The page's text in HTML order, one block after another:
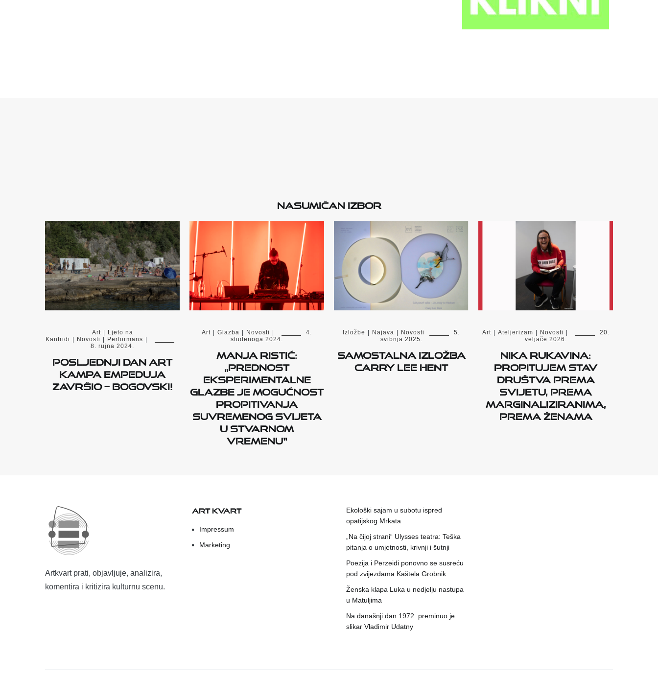
Nasumičan izbor
Art
Ljeto na
Kantridi
Novosti Performans
8. rujna 2024.
POSLJEDNJI DAN ART
KAMPA EMPEDUJA
ZAVRŠIO – BOGOVSKI!
Art Glazba Novosti
4.
studenoga 2024.
Manja Ristić:
„Prednost
eksperimentalne
glazbe je mogućnost
propitivanja
suvremenog svijeta
u stvarnom
vremenu“
Izložbe Najava Novosti
5.
svibnja 2025.
Samostalna izložba
Carry Lee Hent
Art Ateljerizam Novosti
20.
veljače 2026.
Nika Rukavina:
Propitujem stav
društva prema
svijetu, prema
marginaliziranima,
prema ženama
Artkvart prati, objavljuje, analizira,
komentira i kritizira kulturnu scenu.
ART KVART
Impressum
Marketing
Ekološki sajam u subotu ispred
opatijskog Mrkata
„Na čijoj strani“ Ulysses teatra: Teška
pitanja o umjetnosti, krivnji i šutnji
Poezija i Perzeidi ponovno se susreću
pod zvijezdama Kaštela Grobnik
Ženska klapa Luka u nedjelju nastupa
u Matuljima
Na današnji dan 1972. preminuo je
slikar Vladimir Udatny